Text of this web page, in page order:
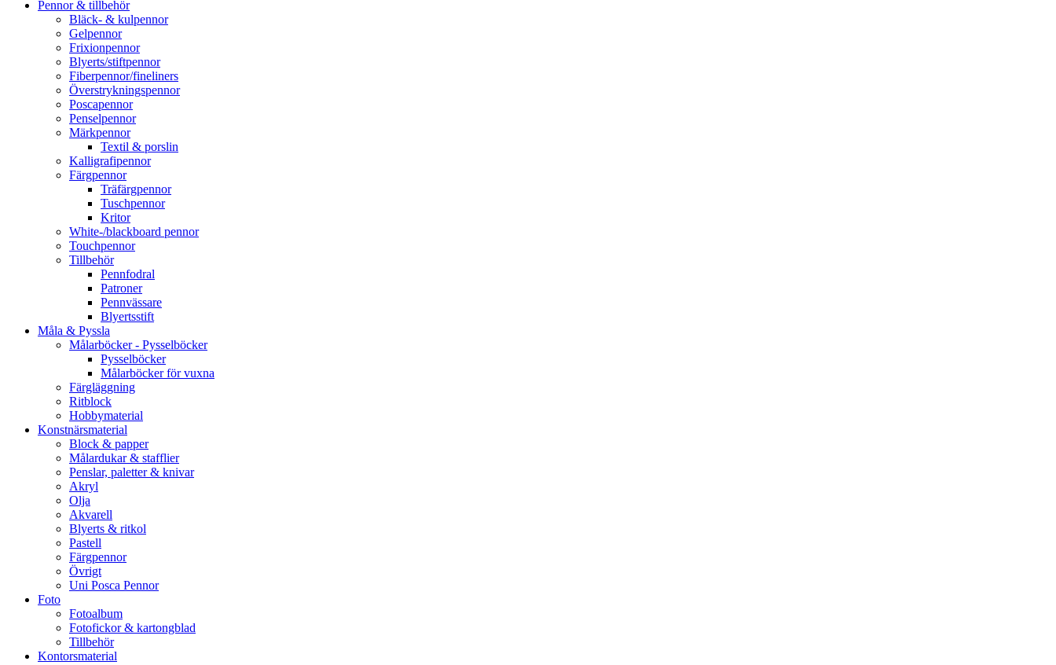
Pennor & tillbehör
Bläck- & kulpennor
Gelpennor
Frixionpennor
Blyerts/stiftpennor
Fiberpennor/fineliners
Överstrykningspennor
Poscapennor
Penselpennor
Märkpennor
Textil & porslin
Kalligrafipennor
Färgpennor
Träfärgpennor
Tuschpennor
Kritor
White-/blackboard pennor
Touchpennor
Tillbehör
Pennfodral
Patroner
Pennvässare
Blyertsstift
Måla & Pyssla
Målarböcker - Pysselböcker
Pysselböcker
Målarböcker för vuxna
Färgläggning
Ritblock
Hobbymaterial
Konstnärsmaterial
Block & papper
Målardukar & stafflier
Penslar, paletter & knivar
Akryl
Olja
Akvarell
Blyerts & ritkol
Pastell
Färgpennor
Övrigt
Uni Posca Pennor
Foto
Fotoalbum
Fotofickor & kartongblad
Tillbehör
Kontorsmaterial